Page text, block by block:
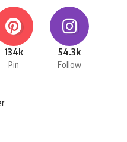
134k
Pin
54.3k
Follow